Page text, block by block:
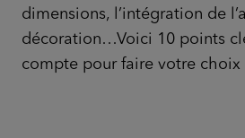
dimensions, l’intégration de
décoration…Voici 10 points
compte pour faire votre choix